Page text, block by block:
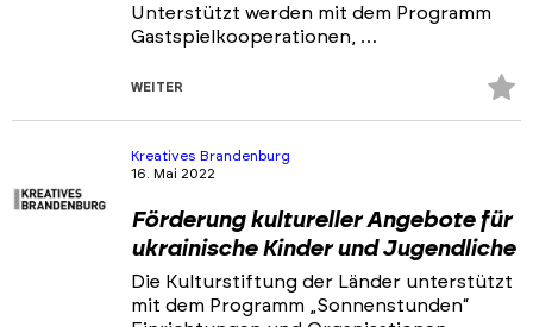
Unterstützt werden mit dem Programm
Gastspielkooperationen, …
WEITER
Kreatives Brandenburg
16. Mai 2022
Förderung kultureller Angebote für
ukrainische Kinder und Jugendliche
Die Kulturstiftung der Länder unterstützt
mit dem Programm „Sonnenstunden“